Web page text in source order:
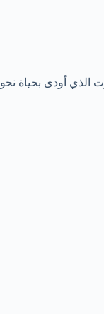
بحياة نحو 200 شخص.